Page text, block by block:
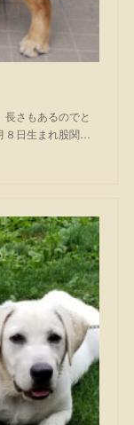
さもあるのでと
日生まれ股関…